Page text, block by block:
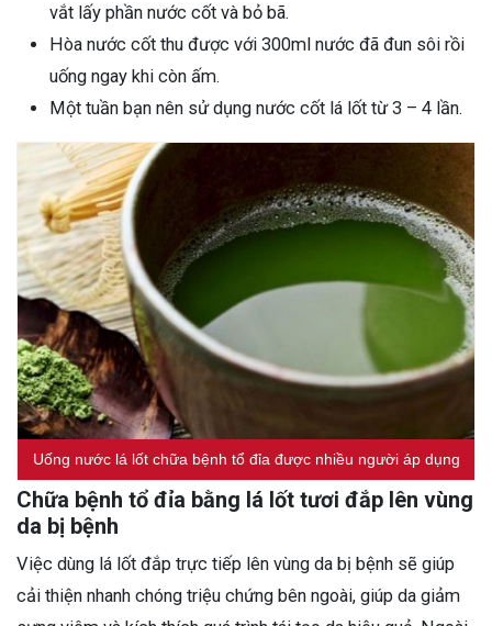
vắt lấy phần nước cốt và bỏ bã.
Hòa nước cốt thu được với 300ml nước đã đun sôi rồi
uống ngay khi còn ấm.
Một tuần bạn nên sử dụng nước cốt lá lốt từ 3 – 4 lần.
Uống nước lá lốt chữa bệnh tổ đỉa được nhiều người áp dụng
Chữa bệnh tổ đỉa bằng lá lốt tươi đắp lên vùng
da bị bệnh
Việc dùng lá lốt đắp trực tiếp lên vùng da bị bệnh sẽ giúp
cải thiện nhanh chóng triệu chứng bên ngoài, giúp da giảm